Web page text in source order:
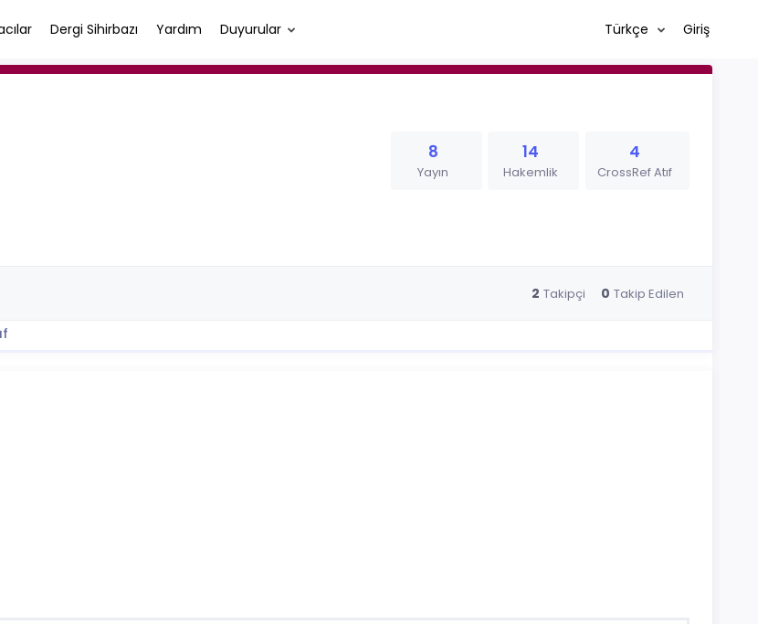
Dergi Sihirbazı Yardım Duyurular Türkçe Giriş
8
Yayın
14
Hakemlik
4
CrossRef Atıf
2 Takipçi 0 Takip Edilen